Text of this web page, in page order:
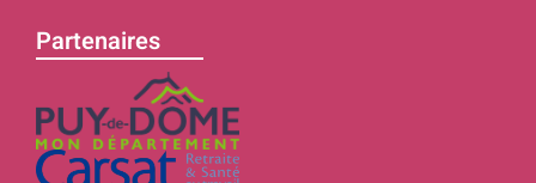
Partenaires